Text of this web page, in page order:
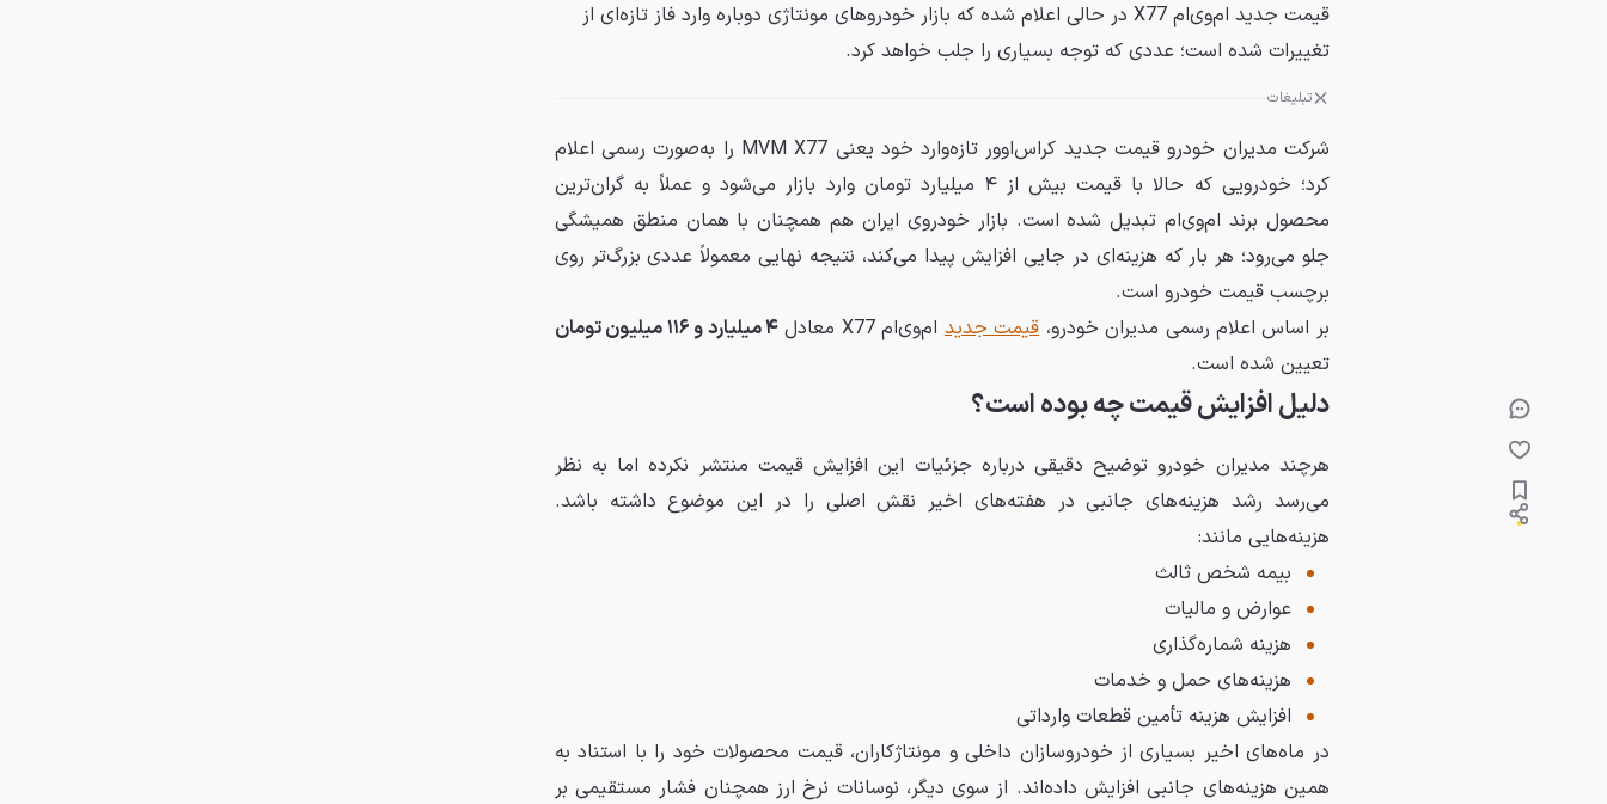
قیمت جدید ام‌وی‌ام X77 در حالی اعلام شده که بازار خودروهای مونتاژی دوباره وارد فاز تازه‌ای از
تغییرات شده است؛ عددی که توجه بسیاری را جلب خواهد کرد.
تبلیغات
شرکت مدیران خودرو قیمت جدید کراس‌اوور تازه‌وارد خود یعنی MVM X77 را به‌صورت رسمی اعلام
کرد؛ خودرویی که حالا با قیمت بیش از ۴ میلیارد تومان وارد بازار می‌شود و عملاً به گران‌ترین
محصول برند ام‌وی‌ام تبدیل شده است. بازار خودروی ایران هم همچنان با همان منطق همیشگی
جلو می‌رود؛ هر بار که هزینه‌ای در جایی افزایش پیدا می‌کند، نتیجه نهایی معمولاً عددی بزرگ‌تر روی
برچسب قیمت خودرو است.
بر اساس اعلام رسمی مدیران خودرو،قیمت جدیدام‌وی‌ام X77 معادل
۴ میلیارد و ۱۱۶ میلیون تومان
تعیین شده است.
دلیل افزایش قیمت چه بوده است؟
هرچند مدیران خودرو توضیح دقیقی درباره جزئیات این افزایش قیمت منتشر نکرده اما به نظر
می‌رسد رشد هزینه‌های جانبی در هفته‌های اخیر نقش اصلی را در این موضوع داشته باشد.
هزینه‌هایی مانند:
بیمه شخص ثالث
عوارض و مالیات
هزینه شماره‌گذاری
هزینه‌های حمل و خدمات
افزایش هزینه تأمین قطعات وارداتی
در ماه‌های اخیر بسیاری از خودروسازان داخلی و مونتاژکاران، قیمت محصولات خود را با استناد به
همین هزینه‌های جانبی افزایش داده‌اند. از سوی دیگر، نوسانات نرخ ارز همچنان فشار مستقیمی بر